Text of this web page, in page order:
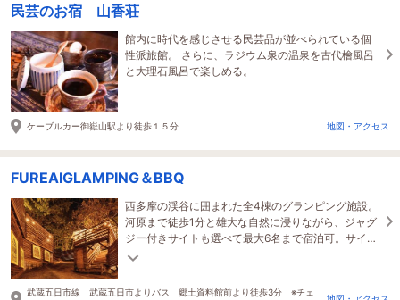
民芸のお宿 山香荘
館内に時代を感じさせる民芸品が並べられている個
性派旅館。 さらに、ラジウム泉の温泉を古代檜風呂
と大理石風呂で楽しめる。
ケーブルカー御嶽山駅より徒歩１５分 地図・アクセス
FUREAIGLAMPING＆BBQ
西多摩の渓谷に囲まれた全4棟のグランピング施設。
河原まで徒歩1分と雄大な自然に浸りながら、ジャグ
ジー付きサイトも選べて最大6名まで宿泊可。サイト
内でのBBQや、オプションで楽しめるサウナも魅
武蔵五日市線 武蔵五日市よりバス 郷土資料館前より徒歩3分 ※チェ